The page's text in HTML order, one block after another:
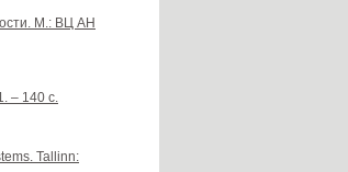
М.: ВЦ АН
– 140 с.
Tallinn: